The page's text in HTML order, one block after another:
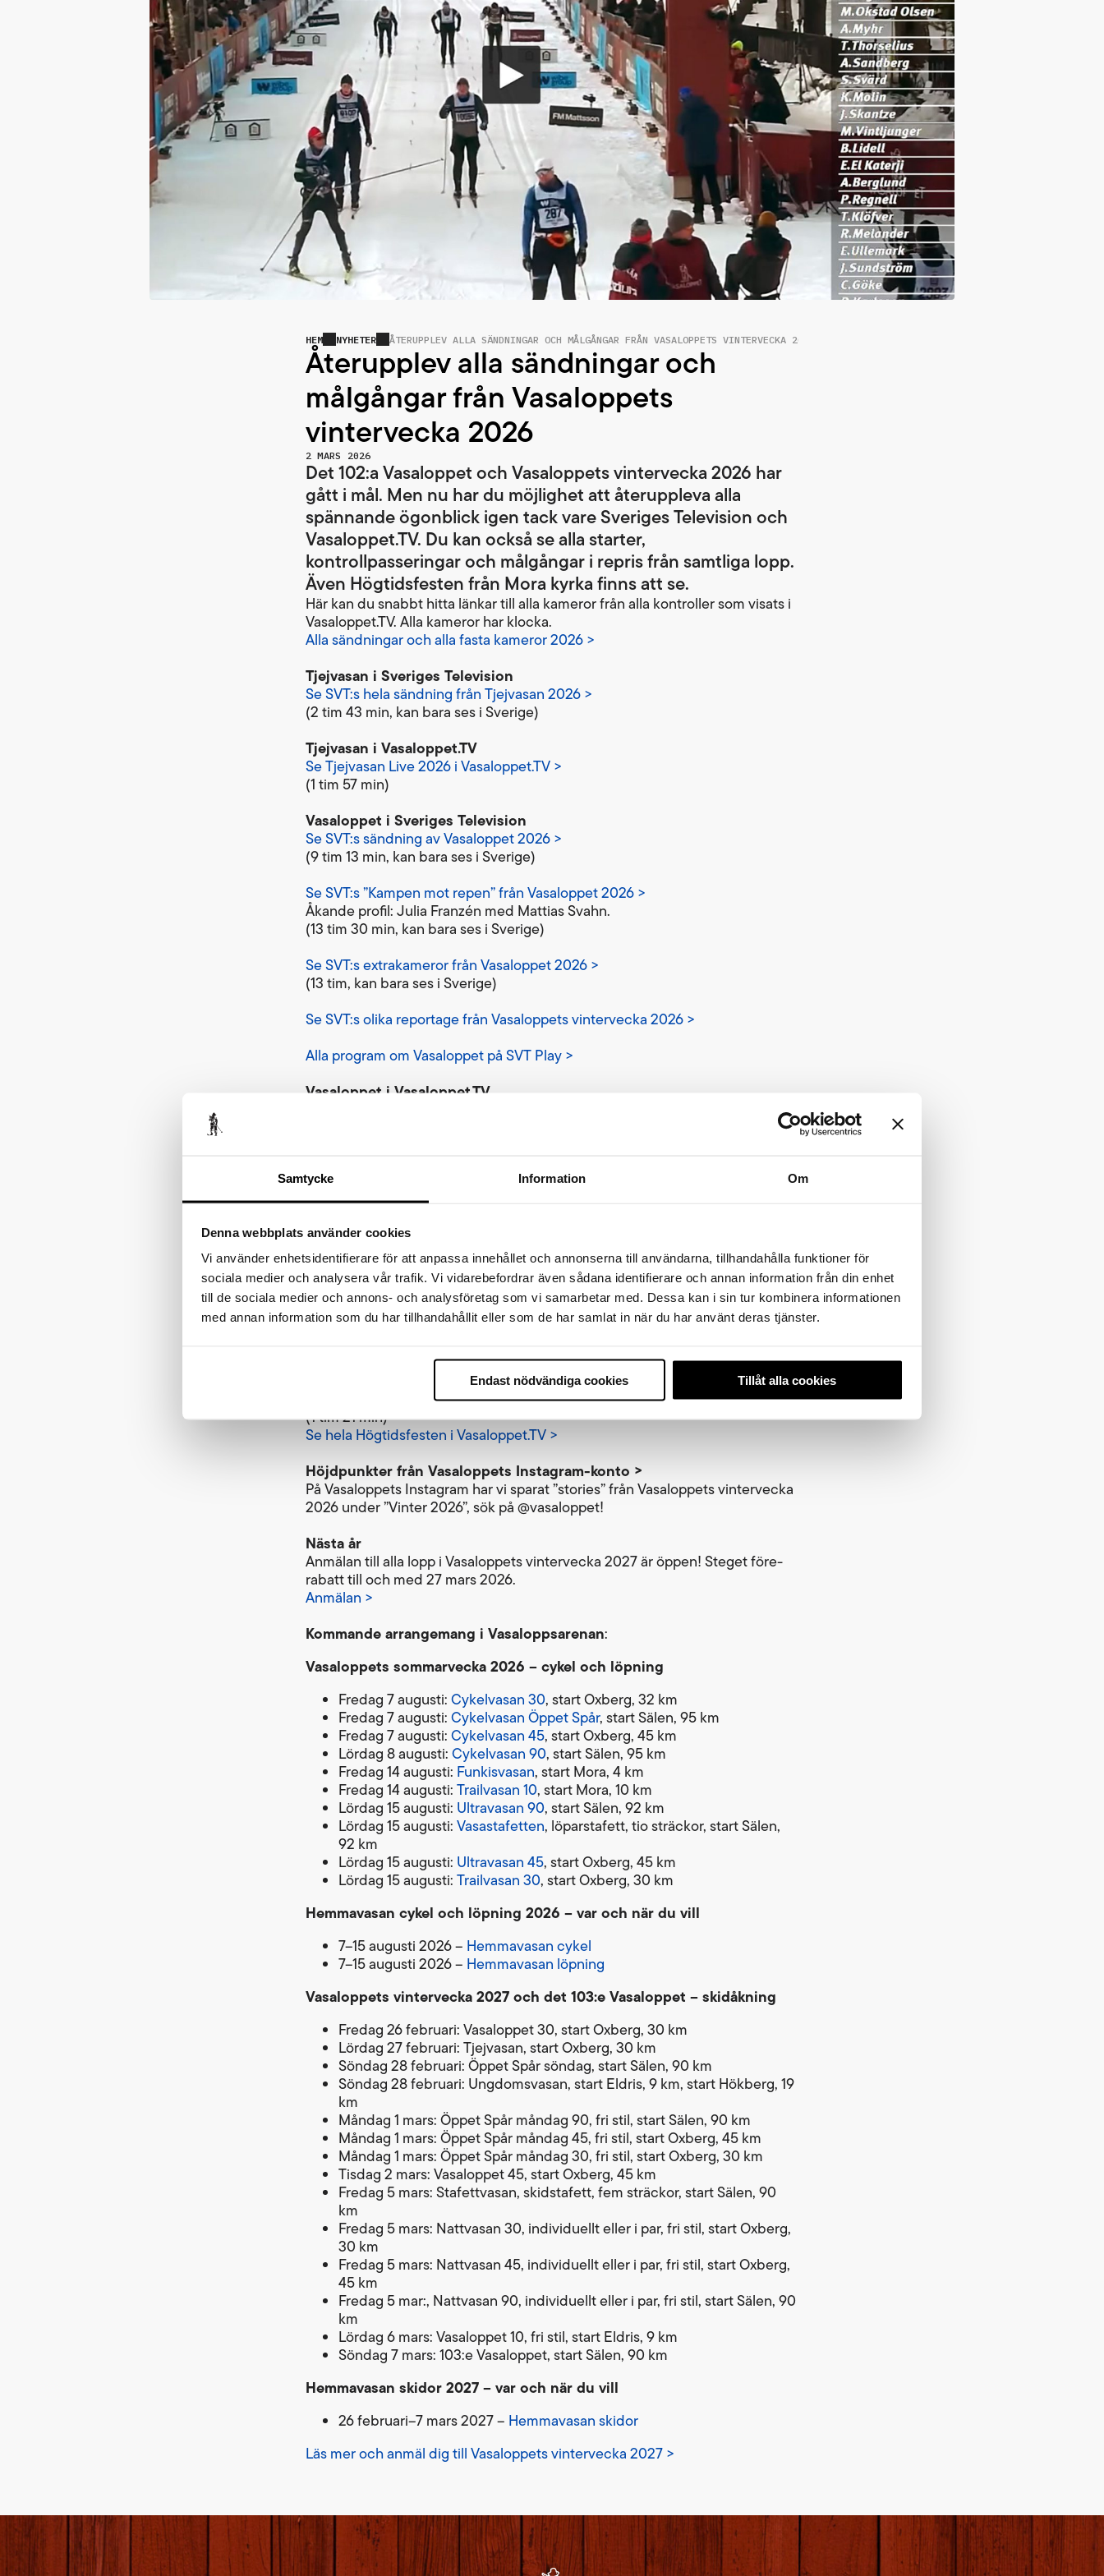
Samtycke Information Om
Denna webbplats använder cookies
Vi använder enhetsidentifierare för att anpassa innehållet och annonserna till användarna, tillhandahålla funktioner för
sociala medier och analysera vår trafik. Vi vidarebefordrar även sådana identifierare och annan information från din enhet
till de sociala medier och annons- och analysföretag som vi samarbetar med. Dessa kan i sin tur kombinera informationen
med annan information som du har tillhandahållit eller som de har samlat in när du har använt deras tjänster.
Endast nödvändiga cookies Tillåt alla cookies
HEM NYHETER ÅTERUPPLEV ALLA SÄNDNINGAR OCH MÅLGÅNGAR FRÅN VASALOPPETS VINTERVECKA 2026
Återupplev alla sändningar och
målgångar från Vasaloppets
vintervecka 2026
2 MARS 2026
Det 102:a Vasaloppet och Vasaloppets vintervecka 2026 har
gått i mål. Men nu har du möjlighet att återuppleva alla
spännande ögonblick igen tack vare Sveriges Television och
Vasaloppet.TV. Du kan också se alla starter,
kontrollpasseringar och målgångar i repris från samtliga lopp.
Även Högtidsfesten från Mora kyrka finns att se.
Här kan du snabbt hitta länkar till alla kameror från alla kontroller som visats i
Vasaloppet.TV. Alla kameror har klocka.
Alla sändningar och alla fasta kameror 2026 >
Tjejvasan i Sveriges Television
Se SVT:s hela sändning från Tjejvasan 2026 >
(2 tim 43 min, kan bara ses i Sverige)
Tjejvasan i Vasaloppet.TV
Se Tjejvasan Live 2026 i Vasaloppet.TV >
(1 tim 57 min)
Vasaloppet i Sveriges Television
Se SVT:s sändning av Vasaloppet 2026 >
(9 tim 13 min, kan bara ses i Sverige)
Se SVT:s ”Kampen mot repen” från Vasaloppet 2026 >
Åkande profil: Julia Franzén med Mattias Svahn.
(13 tim 30 min, kan bara ses i Sverige)
Se SVT:s extrakameror från Vasaloppet 2026 >
(13 tim, kan bara ses i Sverige)
Se SVT:s olika reportage från Vasaloppets vintervecka 2026 >
Alla program om Vasaloppet på SVT Play >
Vasaloppet i Vasaloppet.TV
Internationell Vasaloppssändning 2026 >
Alla målgångar från alla loppen i Vasaloppets vintervecka 2026 (förutom
Barnens Vasalopp skidor i Sälen).
Vasaloppet.TV >
Alla passertider och resultat från Vasaloppets vintervecka 2026
Resultat >
Se Högtidsfesten från Mora kyrka 27 februari 2026
Med bland annat kröningen av kranskullan Maja Stefansson och hennes tal,
samt högtidstalet av dubbla Vasaloppssegraren Jörgen Aukland.
(1 tim 21 min)
Se hela Högtidsfesten iVasaloppet.TV >
Höjdpunkter från Vasaloppets Instagram-konto >
På Vasaloppets Instagram har vi sparat ”stories” från Vasaloppets vintervecka
2026 under ”Vinter 2026”, sök på @vasaloppet!
Nästa år
Anmälan till alla lopp i Vasaloppets vintervecka 2027 är öppen! Steget före-
rabatt till och med 27 mars 2026.
Anmälan >
Kommande arrangemang i Vasaloppsarenan:
Vasaloppets sommarvecka 2026 – cykel och löpning
Fredag 7 augusti:Cykelvasan 30, start Oxberg, 32 km
Fredag 7 augusti:Cykelvasan Öppet Spår, start Sälen, 95 km
Fredag 7 augusti:Cykelvasan 45, start Oxberg, 45 km
Lördag 8 augusti:Cykelvasan 90, start Sälen, 95 km
Fredag 14 augusti: Funkisvasan, start Mora, 4 km
Fredag 14 augusti:Trailvasan 10, start Mora, 10 km
Lördag 15 augusti: Ultravasan 90, start Sälen, 92 km
Lördag 15 augusti:Vasastafetten, löparstafett, tio sträckor, start Sälen,
92 km
Lördag 15 augusti: Ultravasan 45, start Oxberg, 45 km
Lördag 15 augusti:Trailvasan 30, start Oxberg, 30 km
Hemmavasan cykel och löpning 2026 – var och när du vill
7–15 augusti 2026 – Hemmavasan cykel
7–15 augusti 2026 – Hemmavasan löpning
Vasaloppets vintervecka 2027 och det 103:e Vasaloppet – skidåkning
Fredag 26 februari: Vasaloppet 30, start Oxberg, 30 km
Lördag 27 februari: Tjejvasan, start Oxberg, 30 km
Söndag 28 februari: Öppet Spår söndag, start Sälen, 90 km
Söndag 28 februari: Ungdomsvasan, start Eldris, 9 km, start Hökberg, 19
km
Måndag 1 mars: Öppet Spår måndag 90, fri stil, start Sälen, 90 km
Måndag 1 mars: Öppet Spår måndag 45, fri stil, start Oxberg, 45 km
Måndag 1 mars: Öppet Spår måndag 30, fri stil, start Oxberg, 30 km
Tisdag 2 mars: Vasaloppet 45, start Oxberg, 45 km
Fredag 5 mars: Stafettvasan, skidstafett, fem sträckor, start Sälen, 90
km
Fredag 5 mars: Nattvasan 30, individuellt eller i par, fri stil, start Oxberg,
30 km
Fredag 5 mars: Nattvasan 45, individuellt eller i par, fri stil, start Oxberg,
45 km
Fredag 5 mar:, Nattvasan 90, individuellt eller i par, fri stil, start Sälen, 90
km
Lördag 6 mars: Vasaloppet 10, fri stil, start Eldris, 9 km
Söndag 7 mars: 103:e Vasaloppet, start Sälen, 90 km
Hemmavasan skidor 2027 – var och när du vill
26 februari–7 mars 2027 – Hemmavasan skidor
Läs mer och anmäl dig till Vasaloppets vintervecka 2027 >